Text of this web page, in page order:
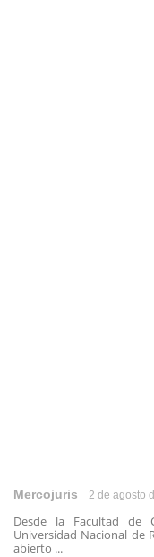
Mercojuris 2 de agosto
Desde la Facultad de
Universidad Nacional de
abierto ...